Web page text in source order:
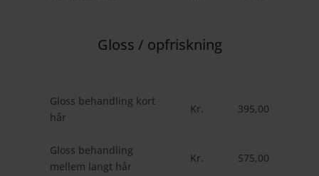
Gloss / opfriskning
Gloss behandling kort
hår
Kr. 395,00
Gloss behandling
mellem langt hår
Kr. 575,00